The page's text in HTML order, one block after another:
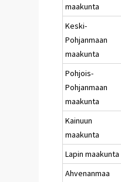
maakunta
Keski-
Pohjanmaan
maakunta
Pohjois-
Pohjanmaan
maakunta
Kainuun
maakunta
Lapin maakunta
Ahvenanmaa